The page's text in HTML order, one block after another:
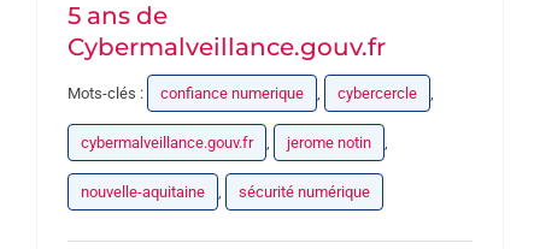
5 ans de
Cybermalveillance.gouv.fr
Mots-clés : confiance numerique , cybercercle ,
cybermalveillance.gouv.fr , jerome notin ,
nouvelle-aquitaine , sécurité numérique